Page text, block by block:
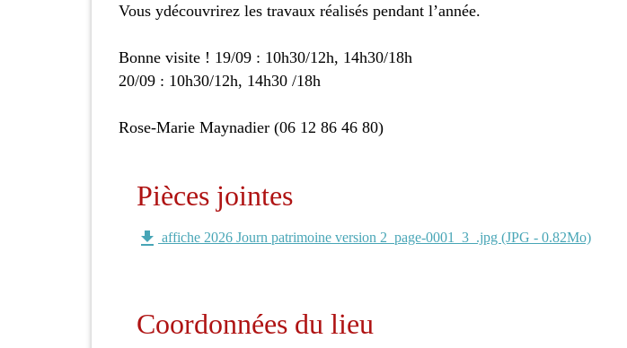
Vous ydécouvrirez les travaux réalisés pendant l’année.
Bonne visite ! 19/09 : 10h30/12h, 14h30/18h
20/09 : 10h30/12h, 14h30 /18h
Rose-Marie Maynadier (06 12 86 46 80)
Pièces jointes
file_download affiche 2026 Journ patrimoine version 2_page-0001_3_.jpg (JPG - 0.82Mo)
Coordonnées du lieu